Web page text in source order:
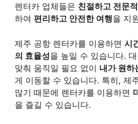
렌터카 업체들은 친절하고 전문
하여 편리하고 안전한 여행을 지
제주 공항 렌터카를 이용하면 시
의 효율성을 높일 수 있습니다.
맞춰 움직일 필요 없이 내가 원하
게 이동할 수 있습니다. 특히, 제
많기 때문에 렌터카를 이용하면
을 즐길 수 있습니다.